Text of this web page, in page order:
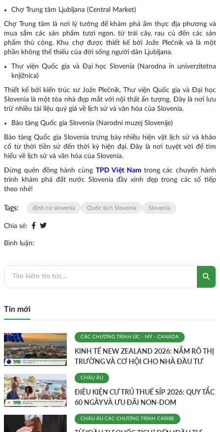
Chợ Trung tâm Ljubljana (Central Market)
Chợ Trung tâm là nơi lý tưởng để khám phá ẩm thực địa phương và
mua sắm các sản phẩm tươi ngon, từ trái cây, rau củ đến các sản
phẩm thủ công. Khu chợ được thiết kế bởi Jože Plečnik và là một
phần không thể thiếu của đời sống người dân Ljubljana.
Thư viện Quốc gia và Đại học Slovenia (Narodna in univerzitetna
knjižnica)
Thiết kế bởi kiến trúc sư Jože Plečnik, Thư viện Quốc gia và Đại học
Slovenia là một tòa nhà đẹp mắt với nội thất ấn tượng. Đây là nơi lưu
trữ nhiều tài liệu quý giá về lịch sử và văn hóa của Slovenia.
Bảo tàng Quốc gia Slovenia (Narodni muzej Slovenije)
Bảo tàng Quốc gia Slovenia trưng bày nhiều hiện vật lịch sử và khảo
cổ từ thời tiền sử đến thời kỳ hiện đại. Đây là nơi tuyệt vời để tìm
hiểu về lịch sử và văn hóa của Slovenia.
Đừng quên đồng hành cùngTPD Việt Nam trong các chuyến hành
trình khám phá đất nước Slovenia đầy xinh đẹp trong các số tiếp
theo nhé!
Tags: định cư slovenia Quốc tịch Slovenia Slovenia
Chia sẻ:
Bình luận:
Tin mới
CÁC CHƯƠNG TRÌNH ÚC - MỸ - CANADA
KINH TẾ NEW ZEALAND 2026: NẮM RÕ THỊ
TRƯỜNG VÀ CƠ HỘI CHO NHÀ ĐẦU TƯ
CHÂU ÂU
ĐIỀU KIỆN CƯ TRÚ THUẾ SÍP 2026: QUY TẮC
60 NGÀY VÀ ƯU ĐÃI NON-DOM
CHÂU ÂU CÁC CHƯƠNG TRÌNH CARIBE